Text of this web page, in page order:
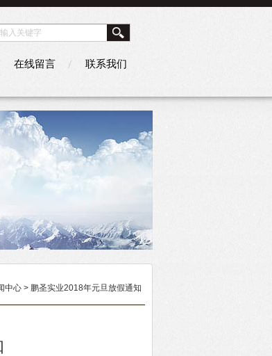
在线留言 联系我们
中心 > 鹏圣实业2018年元旦放假通知